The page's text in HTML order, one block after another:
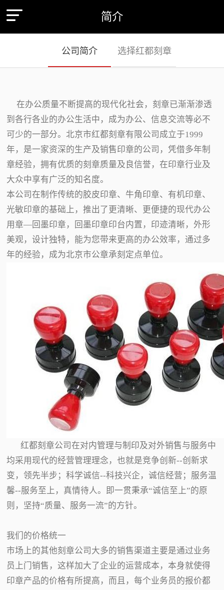
简介
公司简介 选择红都刻章
在办公质量不断提高的现代化社会，刻章已渐渐渗透
到各行各业的办公生活中，成为办公、信息交流等必不
可少的一部分。北京市红都刻章有限公司成立于1999
年，是一家资深的生产及销售印章的公司，凭借多年制
章经验，拥有优质的刻章质量及良信誉，在印章行业及
大众中享有广泛的知名度。
本公司在制作传统的胶皮印章、牛角印章、有机印章、
光敏印章的基础上，推出了更清晰、更便捷的现代办公
用章—回墨印章，回墨印章印台内置，印迹清晰，外形
美观，设计独特，能为您带来更高的办公效率，通过多
年的经验，成为北京市公章承刻定点单位。
红都刻章公司在对内管理与制印及对外销售与服务中
均采用现代的经营管理理念，也就是竞争创新--创新求
变，领先半步；科学诚信--科技兴企，诚信经营；服务温
馨--服务至上，真情待人。即一贯秉承“诚信至上”的原
则，坚持“质量、服务一流”的方针。
我们的价格统一
市场上的其他刻章公司大多的销售渠道主要是通过业务
员上门销售，这样加大了企业的运营成本，本身就使得
印章产品的价格有所提高，而且，每个业务员的报价都